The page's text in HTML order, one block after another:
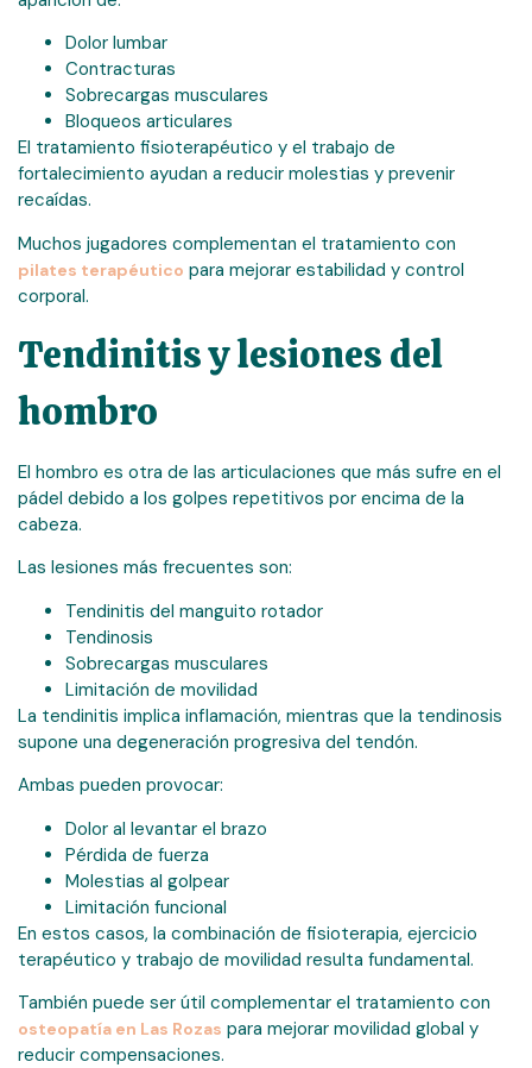
Dolor lumbar
Contracturas
Sobrecargas musculares
Bloqueos articulares
El tratamiento fisioterapéutico y el trabajo de
fortalecimiento ayudan a reducir molestias y prevenir
recaídas.
Muchos jugadores complementan el tratamiento con
pilates terapéutico para mejorar estabilidad y control
corporal.
Tendinitis y lesiones del
hombro
El hombro es otra de las articulaciones que más sufre en el
pádel debido a los golpes repetitivos por encima de la
cabeza.
Las lesiones más frecuentes son:
Tendinitis del manguito rotador
Tendinosis
Sobrecargas musculares
Limitación de movilidad
La tendinitis implica inflamación, mientras que la tendinosis
supone una degeneración progresiva del tendón.
Ambas pueden provocar:
Dolor al levantar el brazo
Pérdida de fuerza
Molestias al golpear
Limitación funcional
En estos casos, la combinación de fisioterapia, ejercicio
terapéutico y trabajo de movilidad resulta fundamental.
También puede ser útil complementar el tratamiento con
osteopatía en Las Rozas para mejorar movilidad global y
reducir compensaciones.